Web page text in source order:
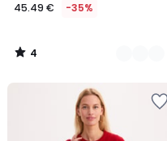
45.49 € -35%
4
/